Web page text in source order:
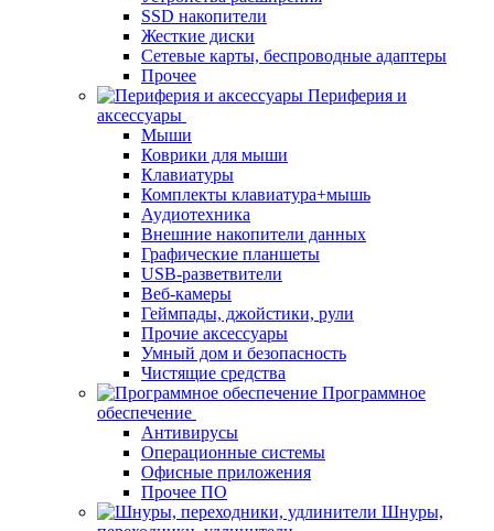
SSD накопители
Жесткие диски
Сетевые карты, беспроводные адаптеры
Прочее
Периферия и
аксессуары
Мыши
Коврики для мыши
Клавиатуры
Комплекты клавиатура+мышь
Аудиотехника
Внешние накопители данных
Графические планшеты
USB-разветвители
Веб-камеры
Геймпады, джойстики, рули
Прочие аксессуары
Умный дом и безопасность
Чистящие средства
Программное
обеспечение
Антивирусы
Операционные системы
Офисные приложения
Прочее ПО
Шнуры,